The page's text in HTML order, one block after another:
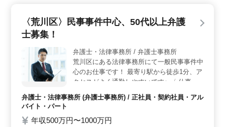
い弁護士の方でも、アクセスの良さは大きなメリットで
す。 ＜働きやすい環境＞ 週休2日制で、年間休日は
視する方にも適しています。また、50代、60代も活躍中
で、経験豊富な方が多く在籍しています。
〈荒川区〉民事事件中心、50代以上弁護
士募集！
弁護士・法律事務所 / 弁護士事務所
荒川区にある法律事務所にて一般民事事件中
心のお仕事です！ 最寄り駅から徒歩1分、ア
クセスがよく通勤しやすいです♪ 〈 仕事内
＊金銭貸借 ＊債権回収 〈 特徴 〉 ・駅近！
・50歳以上新規採用実績あり ・週休2日 ・
弁護士・法律事務所 (弁護士事務所) / 正社員・契約社員・アル
バイト・パート
年収500万円〜1000万円